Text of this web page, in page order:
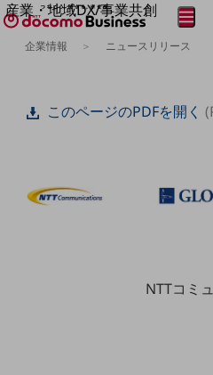
産業・地域DX/事業共創
OPEN HUB for Plural Futures
イベント/ウェビナー
産業・地域DXプラットフォーマーとして
メニ
開く
フリーワードでNTTドコモビジネス
取り組みを検索
企業情報 ニュースリリース
このページのPDFを開く
NTTコミ